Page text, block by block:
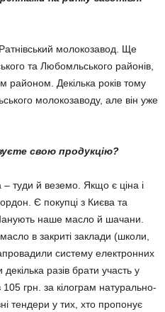
молокозавод. Ще
та Любомльського районів,
районом. Декілька років тому
молокоза­воду, але він уже
свою продукцію?
– туди й веземо. Якщо є ціна і
Є покупці з Киє­ва та
наше масло й ша­чани.
в закриті зак­лади (школи,
сис­тему еле­к­тронних
разів брати участь у
грн. за кілограм на­тураль­но­
тен­дери у тих, хто про­по­нує